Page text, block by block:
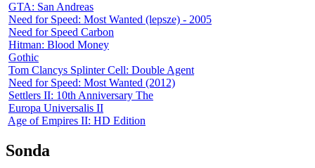
GTA: San Andreas
Need for Speed: Most Wanted (lepsze) - 2005
Need for Speed Carbon
Hitman: Blood Money
Gothic
Tom Clancys Splinter Cell: Double Agent
Need for Speed: Most Wanted (2012)
Settlers II: 10th Anniversary The
Europa Universalis II
Age of Empires II: HD Edition
Sonda